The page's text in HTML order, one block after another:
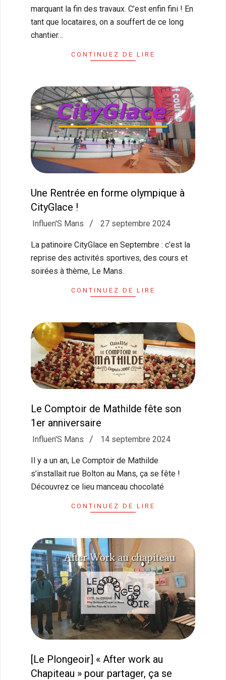
marquant la fin des travaux. C’est enfin fini ! En
tant que locataires, on a souffert de ce long
chantier…
CONTINUEZ DE LIRE
Une Rentrée en forme olympique à
CityGlace !
2024-
27
Influen'S Mans 27 septembre 2024
La patinoire CityGlace en Septembre : c’est la
reprise des activités sportives, des cours et
soirées à thème, Le Mans.
CONTINUEZ DE LIRE
Le Comptoir de Mathilde fête son
1er anniversaire
2024-
14
Influen'S Mans 14 septembre 2024
Il y a un an, Le Comptoir de Mathilde
s’installait rue Bolton au Mans, ça se fête !
Découvrez ce lieu manceau chocolaté
CONTINUEZ DE LIRE
[Le Plongeoir] « After work au
Chapiteau » pour partager, ça se